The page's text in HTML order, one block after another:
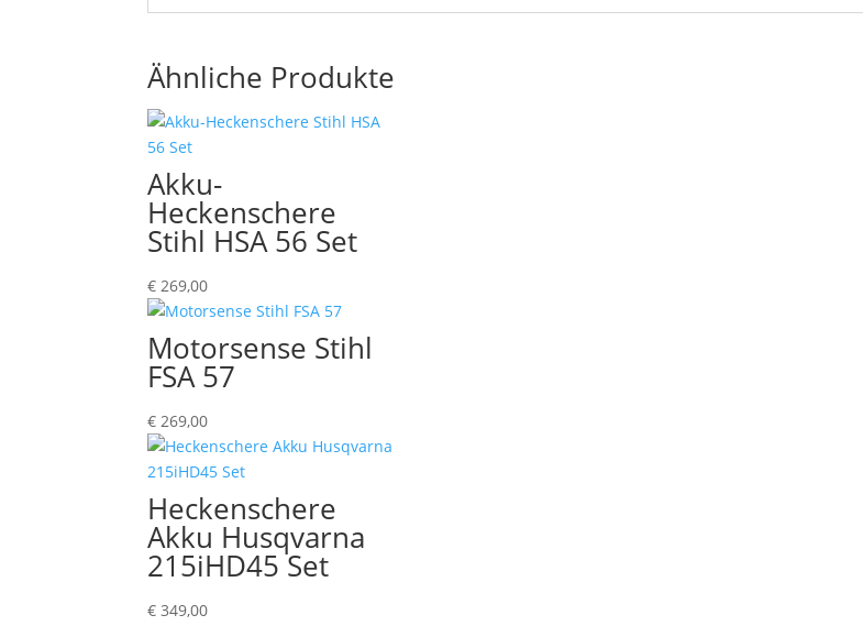
Ähnliche Produkte
Akku-
Heckenschere
Stihl HSA 56 Set
€ 269,00
Motorsense Stihl
FSA 57
€ 269,00
Heckenschere
Akku Husqvarna
215iHD45 Set
€ 349,00